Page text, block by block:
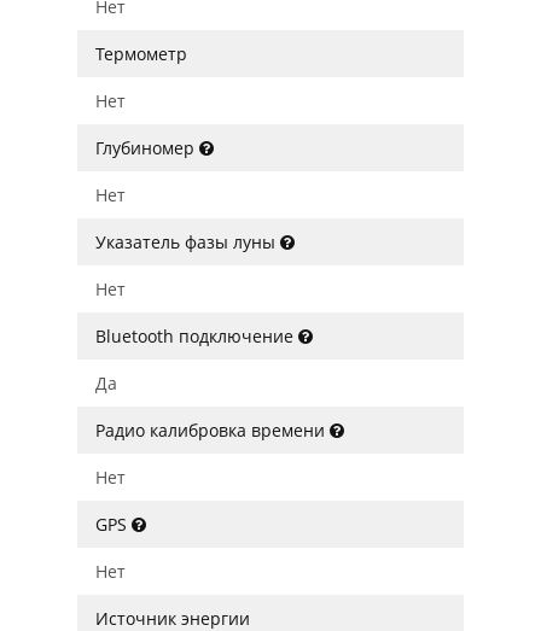
Нет
Термометр
Нет
Глубиномер
Нет
Указатель фазы луны
Нет
Bluetooth подключение
Да
Радио калибровка времени
Нет
GPS
Нет
Источник энергии